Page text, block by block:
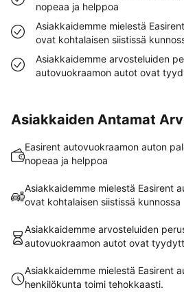
nopeaa ja helppoa
Asiakkaidemme mielestä
ovat kohtalaisen siistissä
Asiakkaidemme arvosteluiden
autovuokraamon autot ovat
Asiakkaiden Antamat
Easirent autovuokraamon auton
nopeaa ja helppoa
Asiakkaidemme mielestä Easirent
ovat kohtalaisen siistissä kunnossa
Asiakkaidemme arvosteluiden
autovuokraamon autot ovat
Asiakkaidemme mielestä Easirent
henkilökunta toimi tehokkaasti.